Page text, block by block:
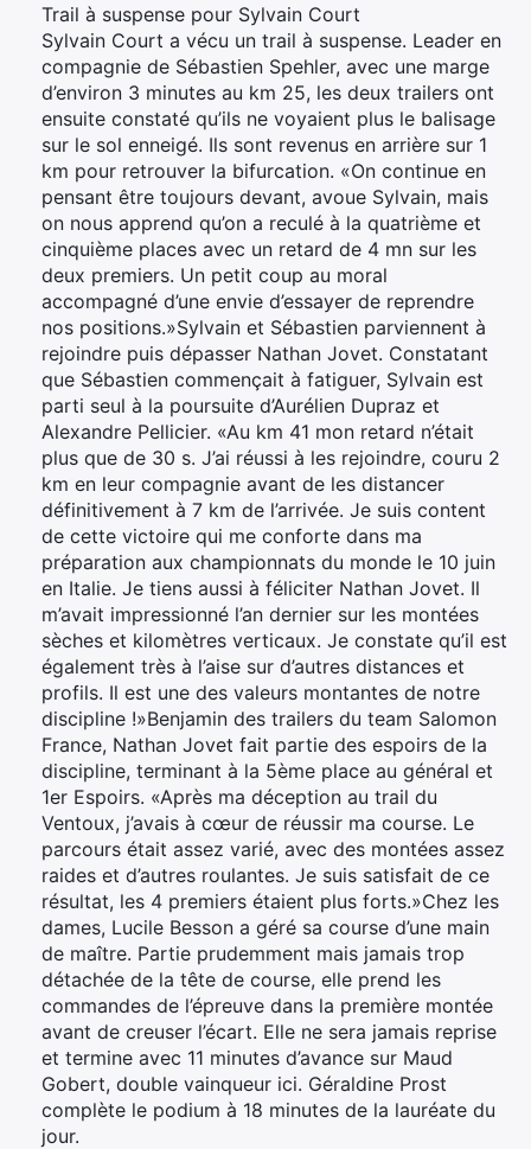
Trail à suspense pour Sylvain Court
Sylvain Court a vécu un trail à suspense. Leader en
compagnie de Sébastien Spehler, avec une marge
d’environ 3 minutes au km 25, les deux trailers ont
ensuite constaté qu’ils ne voyaient plus le balisage
sur le sol enneigé. Ils sont revenus en arrière sur 1
km pour retrouver la bifurcation. «On continue en
pensant être toujours devant, avoue Sylvain, mais
on nous apprend qu’on a reculé à la quatrième et
cinquième places avec un retard de 4 mn sur les
deux premiers. Un petit coup au moral
accompagné d’une envie d’essayer de reprendre
nos positions.»Sylvain et Sébastien parviennent à
rejoindre puis dépasser Nathan Jovet. Constatant
que Sébastien commençait à fatiguer, Sylvain est
parti seul à la poursuite d’Aurélien Dupraz et
Alexandre Pellicier. «Au km 41 mon retard n’était
plus que de 30 s. J’ai réussi à les rejoindre, couru 2
km en leur compagnie avant de les distancer
définitivement à 7 km de l’arrivée. Je suis content
de cette victoire qui me conforte dans ma
préparation aux championnats du monde le 10 juin
en Italie. Je tiens aussi à féliciter Nathan Jovet. Il
m’avait impressionné l’an dernier sur les montées
sèches et kilomètres verticaux. Je constate qu’il est
également très à l’aise sur d’autres distances et
profils. Il est une des valeurs montantes de notre
discipline !»Benjamin des trailers du team Salomon
France, Nathan Jovet fait partie des espoirs de la
discipline, terminant à la 5ème place au général et
1er Espoirs. «Après ma déception au trail du
Ventoux, j’avais à cœur de réussir ma course. Le
parcours était assez varié, avec des montées assez
raides et d’autres roulantes. Je suis satisfait de ce
résultat, les 4 premiers étaient plus forts.»Chez les
dames, Lucile Besson a géré sa course d’une main
de maître. Partie prudemment mais jamais trop
détachée de la tête de course, elle prend les
commandes de l’épreuve dans la première montée
avant de creuser l’écart. Elle ne sera jamais reprise
et termine avec 11 minutes d’avance sur Maud
Gobert, double vainqueur ici. Géraldine Prost
complète le podium à 18 minutes de la lauréate du
jour.